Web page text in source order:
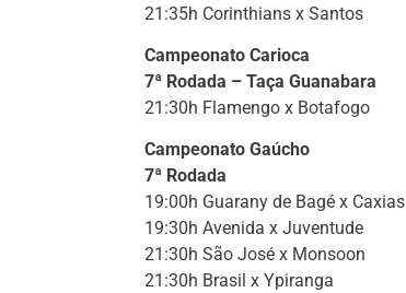
21:35h Corinthians x Santos
Campeonato Carioca
7ª Rodada – Taça Guanabara
21:30h Flamengo x Botafogo
Campeonato Gaúcho
7ª Rodada
19:00h Guarany de Bagé x Caxias
19:30h Avenida x Juventude
21:30h São José x Monsoon
21:30h Brasil x Ypiranga